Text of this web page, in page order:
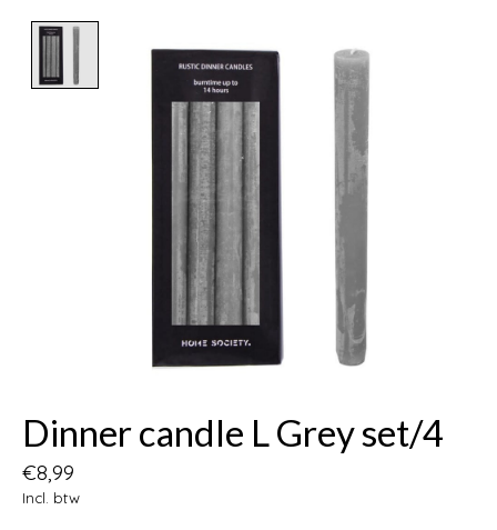
Dinner candle L Grey set/4
€8,99
Incl. btw